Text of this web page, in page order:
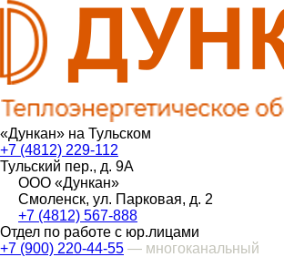
«Дункан» на Тульском
+7 (4812) 229-112
Тульский пер., д. 9А
ООО «Дункан»
Смоленск, ул. Парковая, д. 2
+7 (4812) 567-888
Отдел по работе с юр.лицами
+7 (900) 220-44-55 — многоканальный